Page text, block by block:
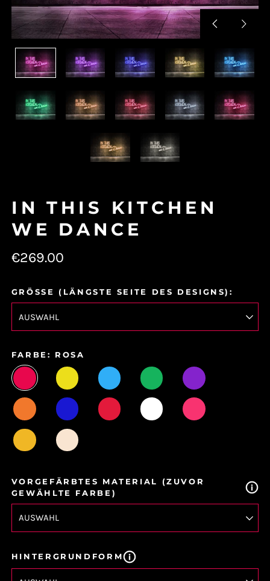
Vorherige
IN THIS KITCHEN
WE DANCE
Normaler
€269.00
GRÖSSE (LÄNGSTE SEITE DES DESIGNS):
FARBE: ROSA
ROSA HELLBLAU
ORANGE
VORGEFÄRBTES MATERIAL (ZUVOR
GEWÄHLTE FARBE)
HINTERGRUNDFORM